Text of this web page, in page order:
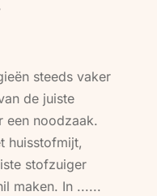
steeds vaker
de juiste
een noodzaak.
huisstofmijt,
stofzuiger
maken. In ......